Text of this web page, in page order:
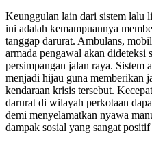
Keunggulan lain dari sistem lalu
ini adalah kemampuannya
tanggap darurat. Ambulans,
armada pengawal akan dideteksi
persimpangan jalan raya. Sistem
menjadi hijau guna memberikan
kendaraan krisis tersebut.
darurat di wilayah perkotaan
demi menyelamatkan nyawa
dampak sosial yang sangat